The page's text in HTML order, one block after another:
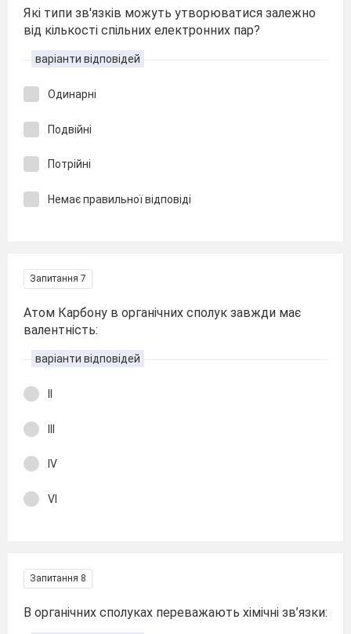
Які типи зв'язків можуть утворюватися залежно
від кількості спільних електронних пар?
варіанти відповідей
Одинарні
Подвійні
Потрійні
Немає правильної відповіді
Запитання 7
Атом Карбону в органічних сполук завжди має
валентність:
варіанти відповідей
ІІІ
ІV
VI
Запитання 8
В органічних сполуках переважають хімічні зв’язки: